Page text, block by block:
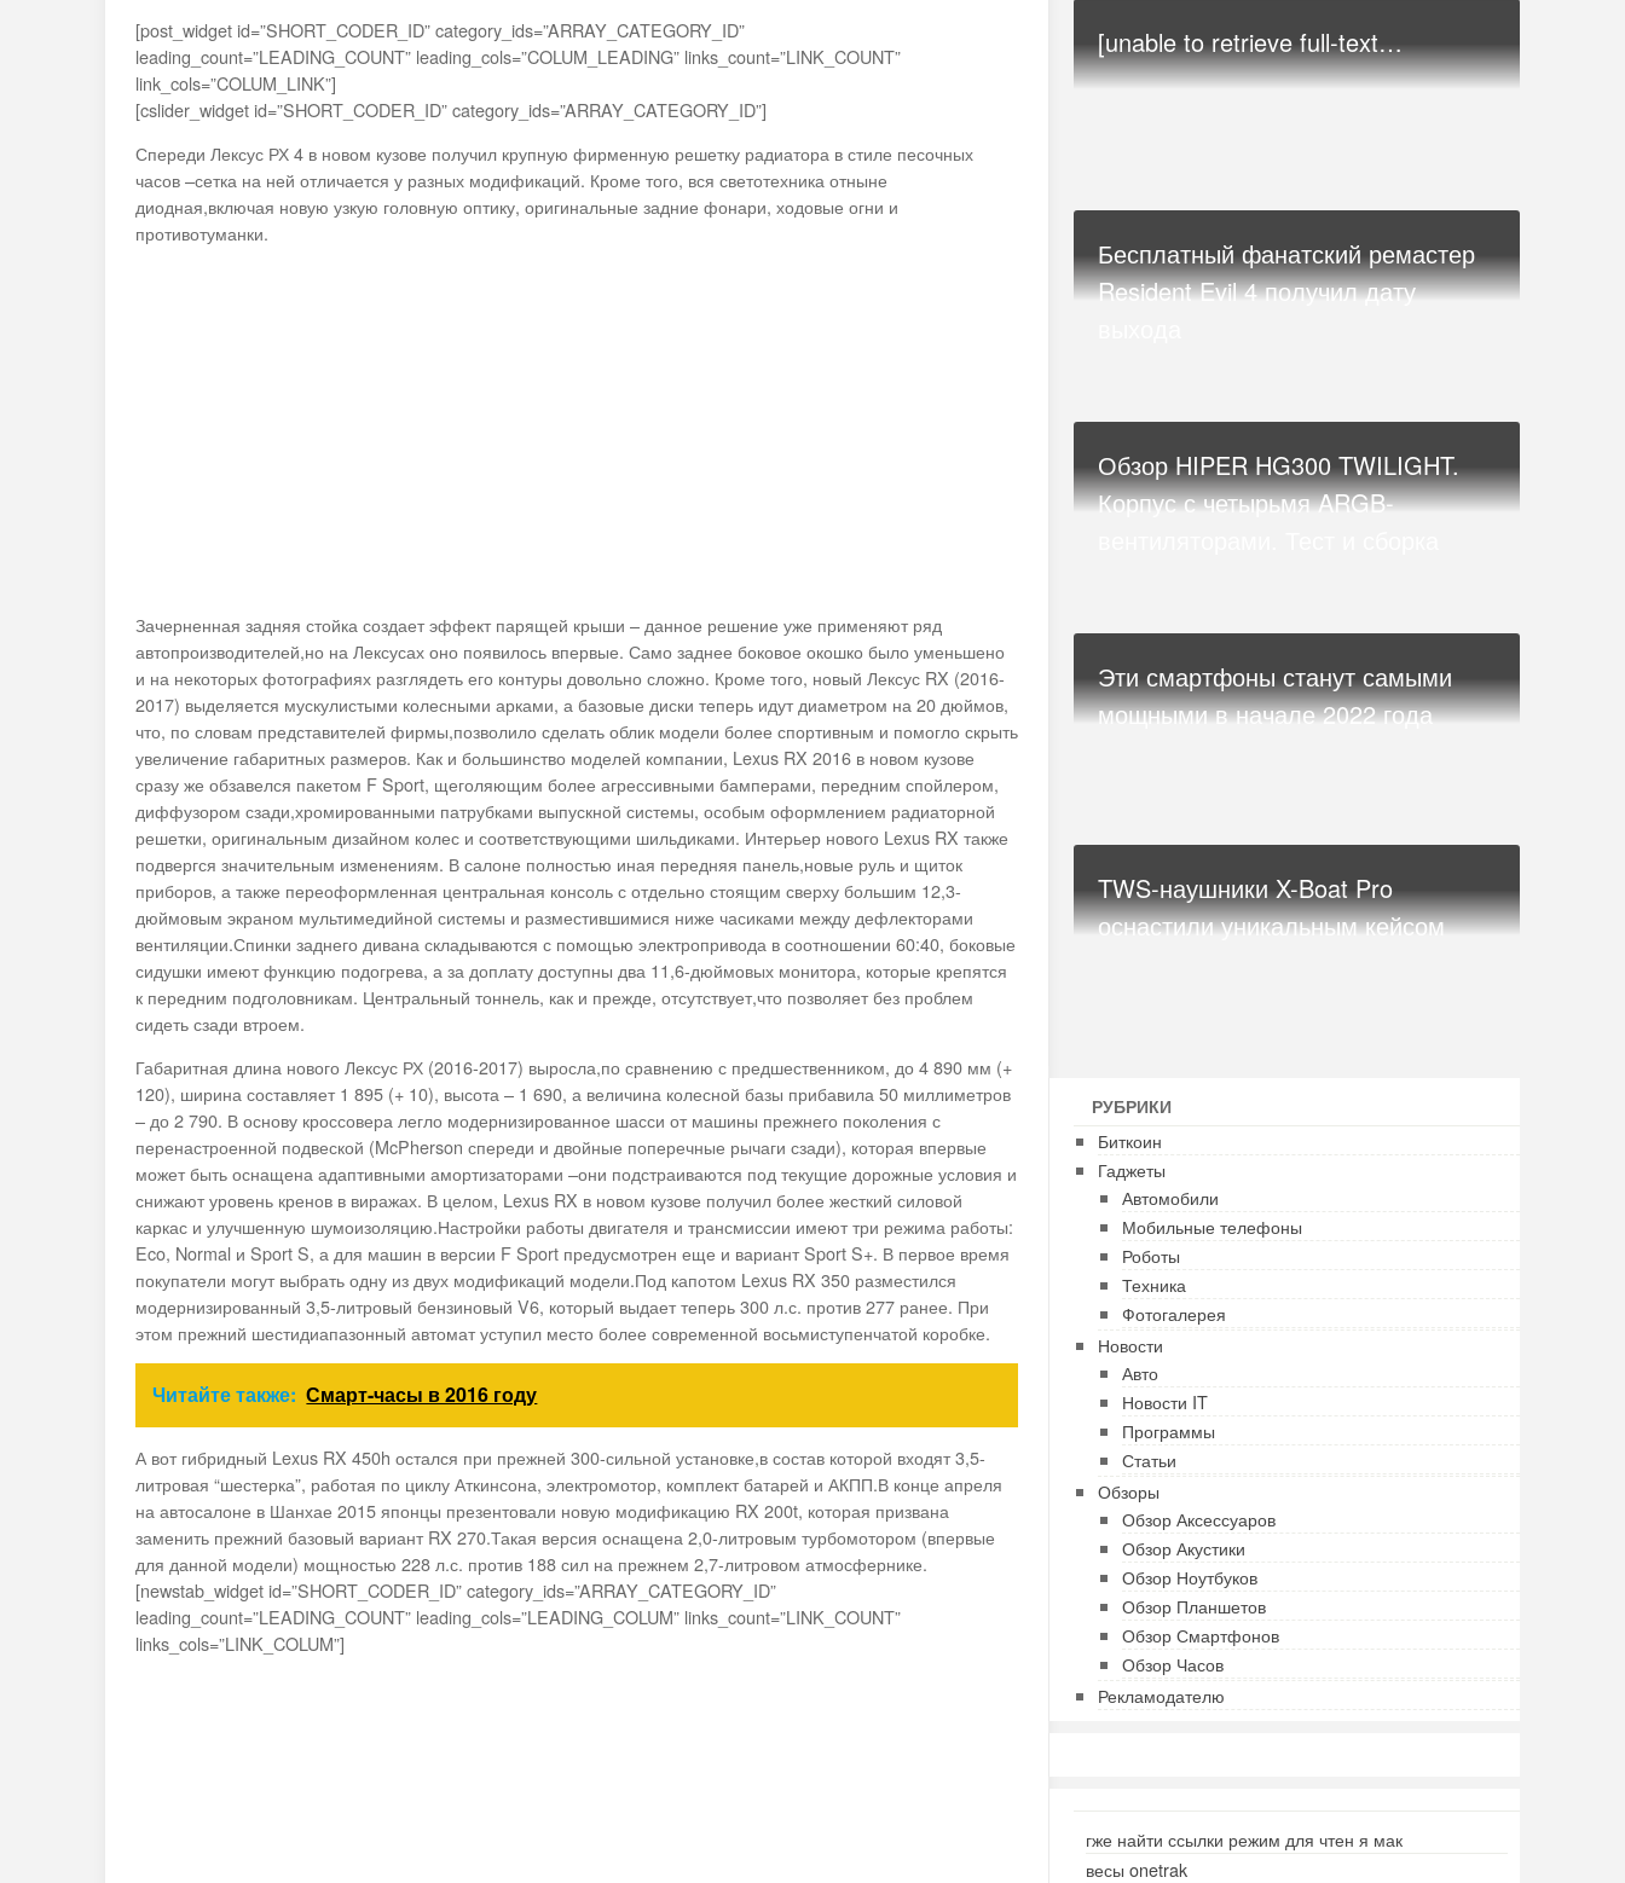
[post_widget id=”SHORT_CODER_ID” category_ids=”ARRAY_CATEGORY_ID”
leading_count=”LEADING_COUNT” leading_cols=”COLUM_LEADING” links_count=”LINK_COUNT”
link_cols=”COLUM_LINK”]
[cslider_widget id=”SHORT_CODER_ID” category_ids=”ARRAY_CATEGORY_ID”]
Спереди Лексус РХ 4 в новом кузове получил крупную фирменную решетку радиатора в стиле песочных
часов –сетка на ней отличается у разных модификаций. Кроме того, вся светотехника отныне
диодная,включая новую узкую головную оптику, оригинальные задние фонари, ходовые огни и
противотуманки.
Зачерненная задняя стойка создает эффект парящей крыши – данное решение уже применяют ряд
автопроизводителей,но на Лексусах оно появилось впервые. Само заднее боковое окошко было уменьшено
и на некоторых фотографиях разглядеть его контуры довольно сложно. Кроме того, новый Лексус RX (2016-
2017) выделяется мускулистыми колесными арками, а базовые диски теперь идут диаметром на 20 дюймов,
что, по словам представителей фирмы,позволило сделать облик модели более спортивным и помогло скрыть
увеличение габаритных размеров. Как и большинство моделей компании, Lexus RX 2016 в новом кузове
сразу же обзавелся пакетом F Sport, щеголяющим более агрессивными бамперами, передним спойлером,
диффузором сзади,хромированными патрубками выпускной системы, особым оформлением радиаторной
решетки, оригинальным дизайном колес и соответствующими шильдиками. Интерьер нового Lexus RX также
подвергся значительным изменениям. В салоне полностью иная передняя панель,новые руль и щиток
приборов, а также переоформленная центральная консоль с отдельно стоящим сверху большим 12,3-
дюймовым экраном мультимедийной системы и разместившимися ниже часиками между дефлекторами
вентиляции.Спинки заднего дивана складываются с помощью электропривода в соотношении 60:40, боковые
сидушки имеют функцию подогрева, а за доплату доступны два 11,6-дюймовых монитора, которые крепятся
к передним подголовникам. Центральный тоннель, как и прежде, отсутствует,что позволяет без проблем
сидеть сзади втроем.
Габаритная длина нового Лексус РХ (2016-2017) выросла,по сравнению с предшественником, до 4 890 мм (+
120), ширина составляет 1 895 (+ 10), высота – 1 690, а величина колесной базы прибавила 50 миллиметров
– до 2 790. В основу кроссовера легло модернизированное шасси от машины прежнего поколения с
перенастроенной подвеской (McPherson спереди и двойные поперечные рычаги сзади), которая впервые
может быть оснащена адаптивными амортизаторами –они подстраиваются под текущие дорожные условия и
снижают уровень кренов в виражах. В целом, Lexus RX в новом кузове получил более жесткий силовой
каркас и улучшенную шумоизоляцию.Настройки работы двигателя и трансмиссии имеют три режима работы:
Eco, Normal и Sport S, а для машин в версии F Sport предусмотрен еще и вариант Sport S+. В первое время
покупатели могут выбрать одну из двух модификаций модели.Под капотом Lexus RX 350 разместился
модернизированный 3,5-литровый бензиновый V6, который выдает теперь 300 л.с. против 277 ранее. При
этом прежний шестидиапазонный автомат уступил место более современной восьмиступенчатой коробке.
Читайте также: Смарт-часы в 2016 году
А вот гибридный Lexus RX 450h остался при прежней 300-сильной установке,в состав которой входят 3,5-
литровая “шестерка”, работая по циклу Аткинсона, электромотор, комплект батарей и АКПП.В конце апреля
на автосалоне в Шанхае 2015 японцы презентовали новую модификацию RX 200t, которая призвана
заменить прежний базовый вариант RX 270.Такая версия оснащена 2,0-литровым турбомотором (впервые
для данной модели) мощностью 228 л.с. против 188 сил на прежнем 2,7-литровом атмосфернике.
[newstab_widget id=”SHORT_CODER_ID” category_ids=”ARRAY_CATEGORY_ID”
leading_count=”LEADING_COUNT” leading_cols=”LEADING_COLUM” links_count=”LINK_COUNT”
links_cols=”LINK_COLUM”]
[unable to retrieve full-text…
Бесплатный фанатский ремастер
Resident Evil 4 получил дату
Обзор HIPER HG300 TWILIGHT.
Корпус с четырьмя ARGB-
Эти смартфоны станут самыми
мощными в начале 2022 года
TWS-наушники X-Boat Pro
оснастили уникальным кейсом
РУБРИКИ
Биткоин
Гаджеты
Автомобили
Мобильные телефоны
Роботы
Техника
Фотогалерея
Новости
Авто
Новости IT
Программы
Статьи
Обзоры
Обзор Аксессуаров
Обзор Акустики
Обзор Ноутбуков
Обзор Планшетов
Обзор Смартфонов
Обзор Часов
Рекламодателю
гже найти ссылки режим для чтен я мак
весы onetrak